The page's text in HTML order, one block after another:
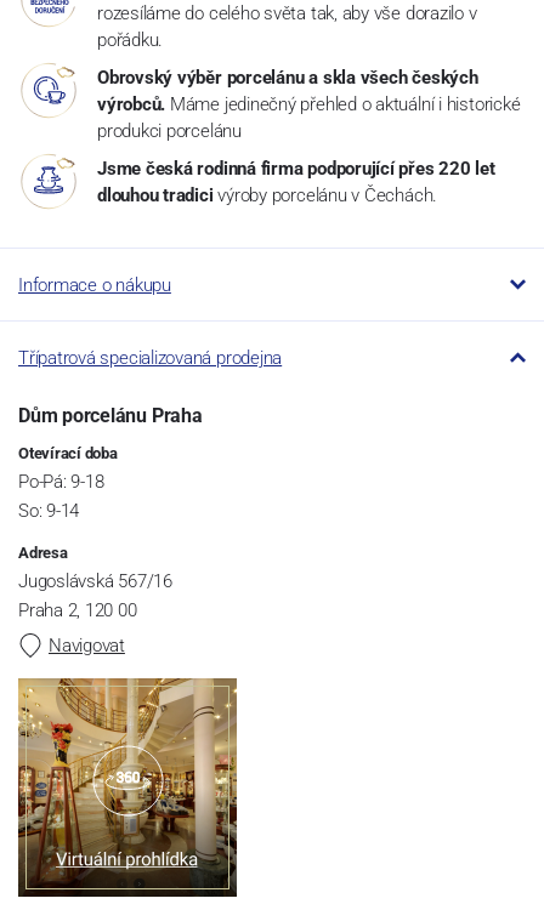
rozesíláme do celého světa tak, aby vše dorazilo v
pořádku.
Obrovský výběr porcelánu a skla všech českých
výrobců. Máme jedinečný přehled o aktuální i historické
produkci porcelánu
Jsme česká rodinná firma podporující přes 220 let
dlouhou tradici výroby porcelánu v Čechách.
Informace o nákupu
Třípatrová specializovaná prodejna
Dům porcelánu Praha
Otevírací doba
Po-Pá: 9-18
So: 9-14
Adresa
Jugoslávská 567/16
Praha 2, 120 00
Navigovat